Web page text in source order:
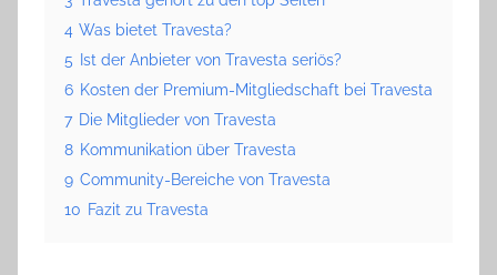
4 Was bietet Travesta?
5 Ist der Anbieter von Travesta seriös?
6 Kosten der Premium-Mitgliedschaft bei Travesta
7 Die Mitglieder von Travesta
8 Kommunikation über Travesta
9 Community-Bereiche von Travesta
10 Fazit zu Travesta